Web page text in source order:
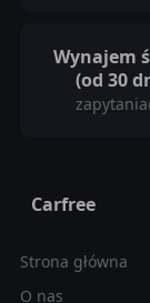
Wynajem
(od 30
Carfree
Strona główna
O nas